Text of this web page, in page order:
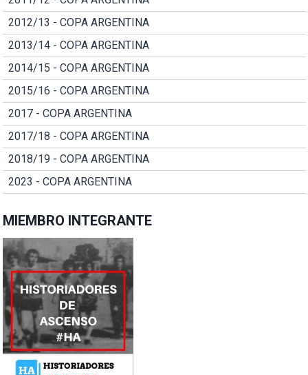
2012/13 - COPA ARGENTINA
2013/14 - COPA ARGENTINA
2014/15 - COPA ARGENTINA
2015/16 - COPA ARGENTINA
2017 - COPA ARGENTINA
2017/18 - COPA ARGENTINA
2018/19 - COPA ARGENTINA
2023 - COPA ARGENTINA
MIEMBRO INTEGRANTE